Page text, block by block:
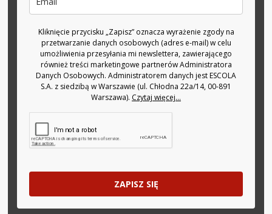
Kliknięcie przycisku „Zapisz” oznacza wyrażenie zgody na
przetwarzanie danych osobowych (adres e-mail) w celu
umożliwienia przesyłania mi newslettera, zawierającego
również treści marketingowe partnerów Administratora
Danych Osobowych. Administratorem danych jest ESCOLA
S.A. z siedzibą w Warszawie (ul. Chłodna 22a/14, 00-891
Warszawa). Czytaj więcej...
ZAPISZ SIĘ